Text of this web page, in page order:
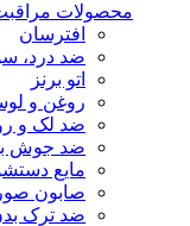
محصولات
افترسان
ضد درد،
اتو برنز
روغن و
ضد لک و
ضد جوش
مایع
صابون
ضد ترک